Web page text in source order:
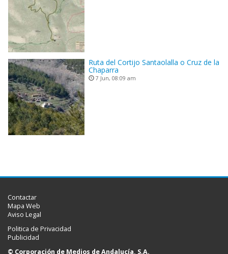
Ruta del Cortijo Santaolalla o Cruz de la
Chaparra
7 Jun, 08:09 am
Contactar
Mapa Web
Aviso Legal
Politica de Privacidad
Publicidad
© Corporación de Medios de Andalucía, S.A.